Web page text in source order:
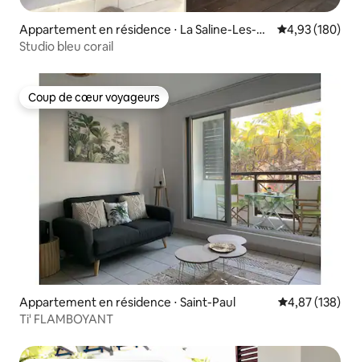
Appartement en résidence ⋅ La Saline-Les-Ba
ins
Évaluation
4,93 (180)
Studio bleu corail
Coup de cœur voyageurs
Coup de cœur voyageurs
Appartement en résidence ⋅ Saint-Paul Évaluation
4,87 (138)
Ti' FLAMBOYANT